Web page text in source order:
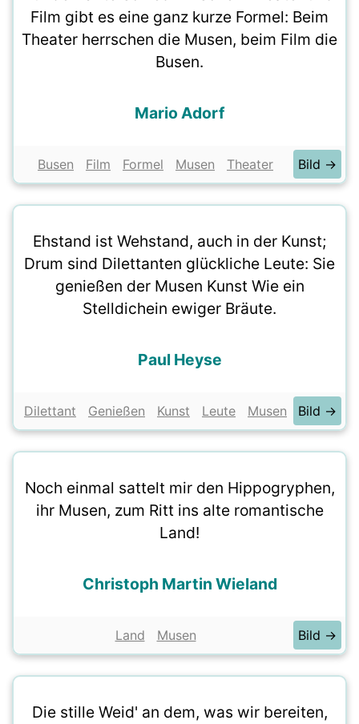
Film gibt es eine ganz kurze Formel: Beim
Theater herrschen die Musen, beim Film die
Busen.
Mario Adorf
Busen Film Formel Musen Theater Bild →
Ehstand ist Wehstand, auch in der Kunst;
Drum sind Dilettanten glückliche Leute: Sie
genießen der Musen Kunst Wie ein
Stelldichein ewiger Bräute.
Paul Heyse
Dilettant Genießen Kunst Leute Musen Bild →
Noch einmal sattelt mir den Hippogryphen,
ihr Musen, zum Ritt ins alte romantische
Land!
Christoph Martin Wieland
Land Musen Bild →
Die stille Weid' an dem, was wir bereiten,